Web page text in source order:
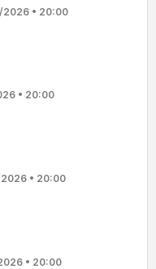
• 20:00
• 20:00
• 20:00
• 20:00